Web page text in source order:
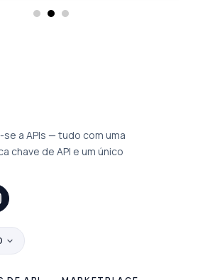
a APIs — tudo com uma
chave de API e um único